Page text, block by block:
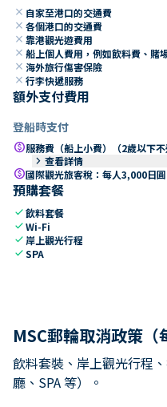
close 自家至港口的交通費
close 各個港口的交通費
close 靠港觀光遊費用
close 船上個人費用，例如飲料費、賭
close 海外旅行傷害保險
close 行李快遞服務
額外支付費用
登船時支付
paid服務費（船上小費）（2歲以下不
keyboard_arrow_right 查看詳情
paid國際觀光旅客稅：每人3,000日
預購套餐
check飲料套餐
checkWi-Fi
check 岸上觀光行程
checkSPA
MSC郵輪取消政策（
飲料套裝、岸上觀光行程
廳、SPA 等）。